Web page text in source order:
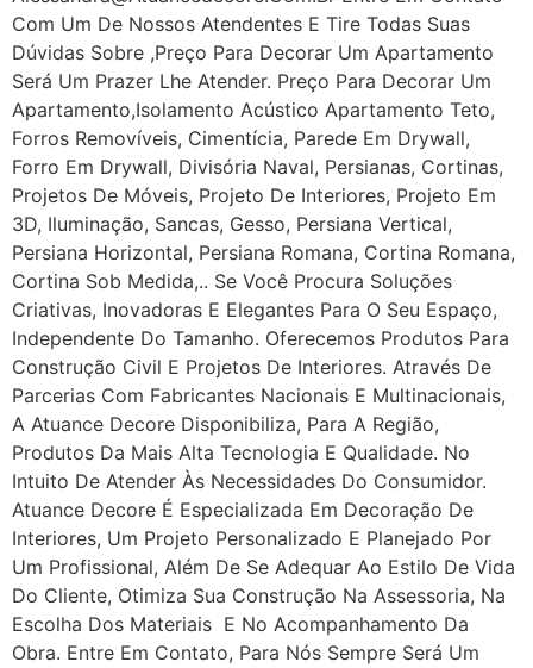
Com Um De Nossos Atendentes E Tire Todas Suas
Dúvidas Sobre ,Preço Para Decorar Um Apartamento
Será Um Prazer Lhe Atender. Preço Para Decorar Um
Apartamento,Isolamento Acústico Apartamento Teto,
Forros Removíveis, Cimentícia, Parede Em Drywall,
Forro Em Drywall, Divisória Naval, Persianas, Cortinas,
Projetos De Móveis, Projeto De Interiores, Projeto Em
3D, Iluminação, Sancas, Gesso, Persiana Vertical,
Persiana Horizontal, Persiana Romana, Cortina Romana,
Cortina Sob Medida,.. Se Você Procura Soluções
Criativas, Inovadoras E Elegantes Para O Seu Espaço,
Independente Do Tamanho. Oferecemos Produtos Para
Construção Civil E Projetos De Interiores. Através De
Parcerias Com Fabricantes Nacionais E Multinacionais,
A Atuance Decore Disponibiliza, Para A Região,
Produtos Da Mais Alta Tecnologia E Qualidade. No
Intuito De Atender Às Necessidades Do Consumidor.
Atuance Decore É Especializada Em Decoração De
Interiores, Um Projeto Personalizado E Planejado Por
Um Profissional, Além De Se Adequar Ao Estilo De Vida
Do Cliente, Otimiza Sua Construção Na Assessoria, Na
Escolha Dos Materiais E No Acompanhamento Da
Obra. Entre Em Contato, Para Nós Sempre Será Um